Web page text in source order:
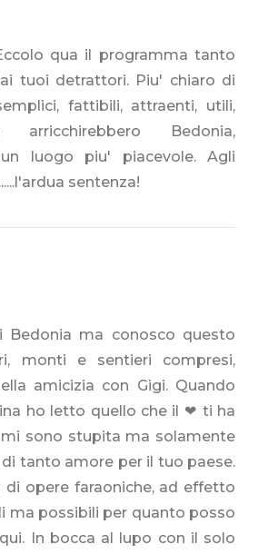
qua il programma tanto
tuoi detrattori. Piu' chiaro di
fattibili, attraenti, utili,
Bedonia,
luogo piu' piacevole. Agli
sentenza!
Bedonia ma conosco questo
monti e sentieri compresi,
amicizia con Gigi. Quando
ho letto quello che il ❤ ti ha
sono stupita ma solamente
tanto amore per il tuo paese.
di opere faraoniche, ad effetto
ma possibili per quanto posso
In bocca al lupo con il solo